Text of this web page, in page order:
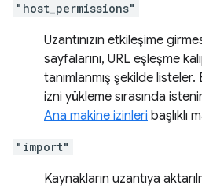
"host_permissions"
Uzantınızın etkileşime
sayfalarını, URL eşleşme
tanımlanmış şekilde listeler.
izni yükleme sırasında
Ana makine izinleri başlıklı
"import"
Kaynakların uzantıya